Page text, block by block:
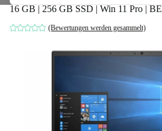
16 GB | 256 GB SSD | Win 11 Pro | BE
(Bewertungen werden gesammelt)